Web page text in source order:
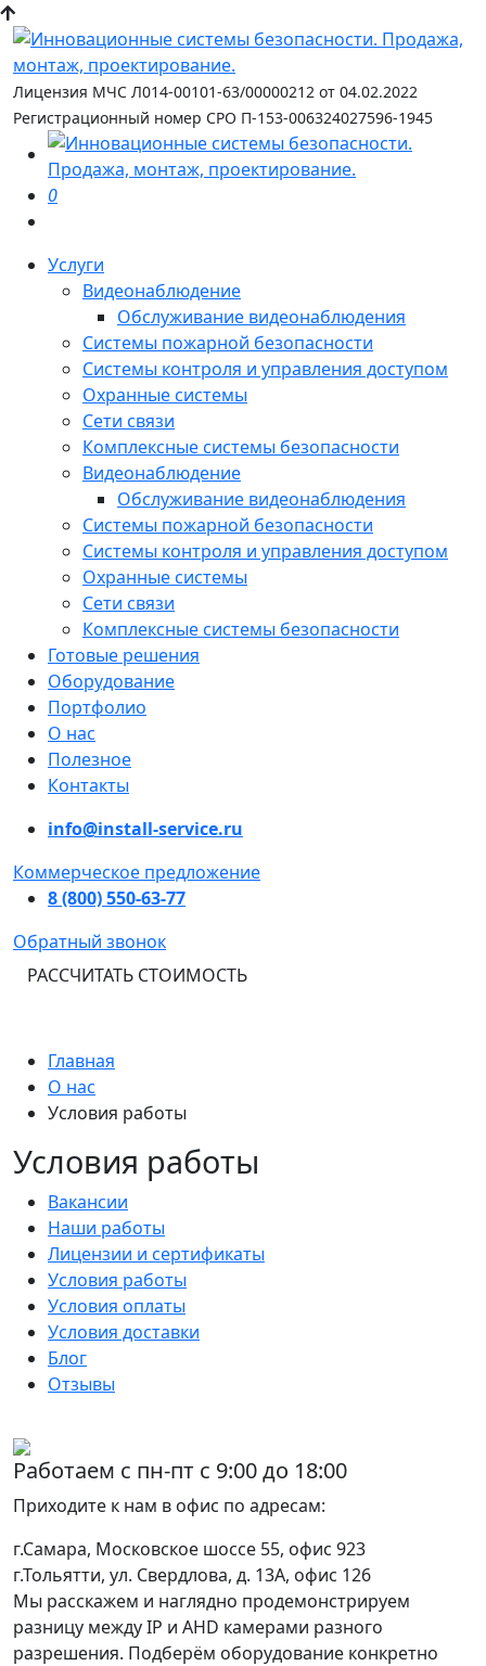
Лицензия МЧС Л014-00101-63/00000212 от 04.02.2022
Регистрационный номер СРО П-153-006324027596-1945
0
Услуги
Видеонаблюдение
Обслуживание видеонаблюдения
Системы пожарной безопасности
Системы контроля и управления доступом
Охранные системы
Сети связи
Комплексные системы безопасности
Видеонаблюдение
Обслуживание видеонаблюдения
Системы пожарной безопасности
Системы контроля и управления доступом
Охранные системы
Сети связи
Комплексные системы безопасности
Готовые решения
Оборудование
Портфолио
О нас
Полезное
Контакты
info@install-service.ru
Коммерческое предложение
8 (800) 550-63-77
Обратный звонок
РАССЧИТАТЬ СТОИМОСТЬ
Главная
О нас
Условия работы
Условия работы
Вакансии
Наши работы
Лицензии и сертификаты
Условия работы
Условия оплаты
Условия доставки
Блог
Отзывы
Работаем с пн-пт с 9:00 до 18:00
Приходите к нам в офис по адресам:
г.Самара, Московское шоссе 55, офис 923
г.Тольятти, ул. Свердлова, д. 13А, офис 126
Мы расскажем и наглядно продемонстрируем
разницу между IP и AHD камерами разного
разрешения. Подберём оборудование конкретно